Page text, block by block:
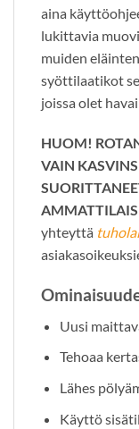
aina
lukittavia
muiden
syöttilaatikot
joissa olet
HUOM!
VAIN
yhteyttä
Uusi
Tehoaa
Lähes
Käyttö